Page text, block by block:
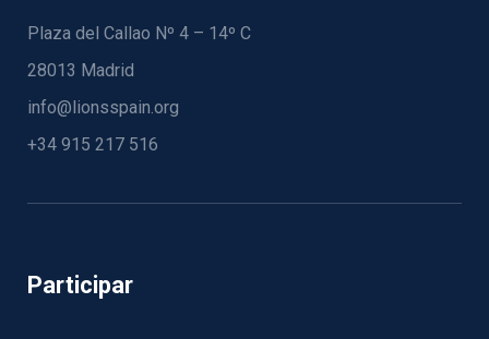
Participar
Plaza del Callao Nº 4 – 14º C
28013 Madrid
info@lionsspain.org
+34 915 217 516